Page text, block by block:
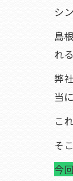
シ
島
れ
弊
当
こ
そ
今